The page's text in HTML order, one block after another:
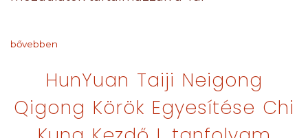
bővebben
HunYuan Taiji Neigong
Qigong Körök Egyesítése Chi